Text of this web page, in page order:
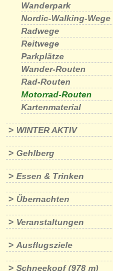
Wanderpark
Nordic-Walking-Wege
Radwege
Reitwege
Parkplätze
Wander-Routen
Rad-Routen
Motorrad-Routen
Kartenmaterial
> WINTER AKTIV
> Gehlberg
> Essen & Trinken
> Übernachten
> Veranstaltungen
> Ausflugsziele
> Schneekopf (978 m)